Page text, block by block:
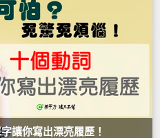
讓你寫出漂亮履歷！